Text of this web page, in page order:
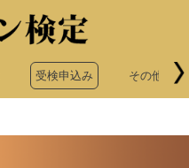
受検申込み その他申込